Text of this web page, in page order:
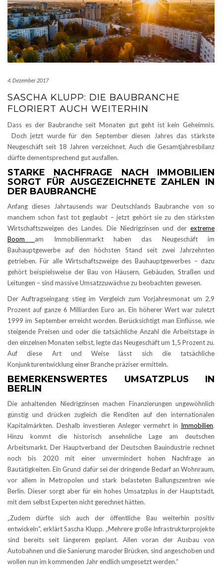
4. Dezember 2017
SASCHA KLUPP: DIE BAUBRANCHE
FLORIERT AUCH WEITERHIN
Dass es der Baubranche seit Monaten gut geht ist kein Geheimnis.
Doch jetzt wurde für den September diesen Jahres das stärkste
Neugeschäft seit 18 Jahren verzeichnet. Auch die Gesamtjahresbilanz
dürfte dementsprechend gut ausfallen.
STARKE NACHFRAGE NACH IMMOBILIEN
SORGT FÜR AUSGEZEICHNETE ZAHLEN IN
DER BAUBRANCHE
Anfang dieses Jahrtausends war Deutschlands Baubranche von so
manchem schon fast tot geglaubt – jetzt gehört sie zu den stärksten
Wirtschaftszweigen des Landes. Die Niedrigzinsen und der extreme
Boom am Immobilienmarkt haben das Neugeschäft im
Bauhauptgewerbe auf den höchsten Stand seit zwei Jahrzehnten
getrieben. Für alle Wirtschaftszweige des Bauhauptgewerbes – dazu
gehört beispielsweise der Bau von Häusern, Gebäuden, Straßen und
Leitungen – sind massive Umsatzzuwächse zu beobachten gewesen.
Der Auftragseingang stieg im Vergleich zum Vorjahresmonat um 2,9
Prozent auf ganze 6 Milliarden Euro an. Ein höherer Wert war zuletzt
1999 im September erreicht worden. Berücksichtigt man Einflüsse, wie
steigende Preisen und oder die tatsächliche Anzahl die Arbeitstage in
den einzelnen Monaten selbst, legte das Neugeschäft um 1,5 Prozent zu.
Auf diese Art und Weise lässt sich die tatsächliche
Konjunkturentwicklung einer Branche präziser ermitteln.
BEMERKENSWERTES UMSATZPLUS IN
BERLIN
Die anhaltenden Niedrigzinsen machen Finanzierungen ungewöhnlich
günstig und drücken zugleich die Renditen auf den internationalen
Kapitalmärkten. Deshalb investieren Anleger vermehrt in Immobilien.
Hinzu kommt die historisch ansehnliche Lage am deutschen
Arbeitsmarkt. Der Hauptverband der Deutschen Bauindustrie rechnet
noch bis 2020 mit einer unvermindert hohen Nachfrage an
Bautätigkeiten. Ein Grund dafür sei der dringende Bedarf an Wohnraum,
vor allem in Metropolen und stark belasteten Ballungszentren wie
Berlin. Dieser sorgt aber für ein hohes Umsatzplus in der Hauptstadt,
mit dem selbst Experten nicht gerechnet hätten.
„Zudem dürfte sich auch der öffentliche Bau weiterhin positiv
entwickeln“, erklärt Sascha Klupp. „Mehrere große Infrastrukturprojekte
sind bereits seit längerem geplant. Allen voran der Ausbau von
Autobahnen und die Sanierung maroder Brücken, sind angeschoben und
wollen nun im kommenden Jahr endlich umgesetzt werden.“